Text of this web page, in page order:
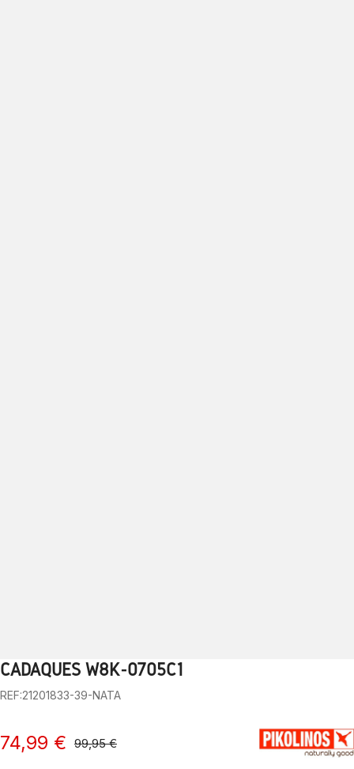
1 2 3 4 5
CADAQUES W8K-0705C1
REF:21201833-39-NATA
74,99 € 99,95 €